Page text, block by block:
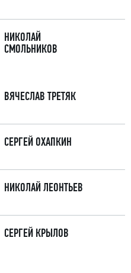
НИКОЛАЙ
СМОЛЬНИКОВ
ВЯЧЕСЛАВ ТРЕТЯК
СЕРГЕЙ ОХАПКИН
НИКОЛАЙ ЛЕОНТЬЕВ
СЕРГЕЙ КРЫЛОВ